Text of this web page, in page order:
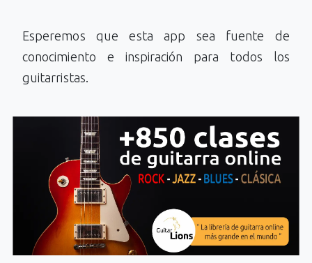
Esperemos que esta app sea fuente de
conocimiento e inspiración para todos los
guitarristas.